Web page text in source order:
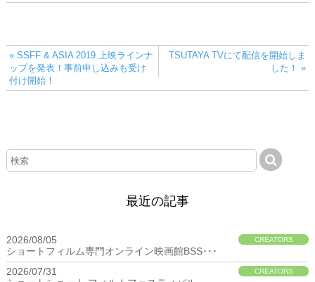
« SSFF & ASIA 2019 上映ラインナ
ップを発表！事前申し込みも受け
付け開始！
TSUTAYA TVにて配信を開始しま
した！ »
最近の記事
2026/08/05 CREATORS
ショートフィルム専門オンライン映画館BSS･･･
2026/07/31
CREATORS